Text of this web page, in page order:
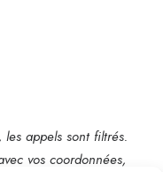
appels sont filtrés.
vos coordonnées,